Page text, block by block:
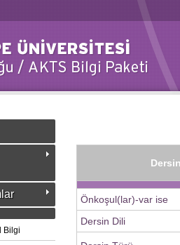
Bilgi
Önkoşul(lar)-var ise
Dersin Dili